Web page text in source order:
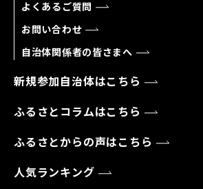
よくあるご質問
お問い合わせ
自治体関係者の皆さまへ
新規参加自治体はこちら
ふるさとコラムはこちら
ふるさとからの声はこちら
人気ランキング